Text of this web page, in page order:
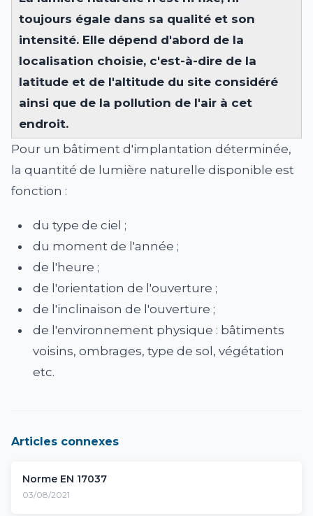
toujours égale dans sa qualité et son
intensité. Elle dépend d'abord de la
localisation choisie, c'est-à-dire de la
latitude et de l'altitude du site considéré
ainsi que de la pollution de l'air à cet
endroit.
Pour un bâtiment d'implantation déterminée,
la quantité de lumière naturelle disponible est
fonction :
du type de ciel ;
du moment de l'année ;
de l'heure ;
de l'orientation de l'ouverture ;
de l'inclinaison de l'ouverture ;
de l'environnement physique : bâtiments
voisins, ombrages, type de sol, végétation
etc.
Articles connexes
Norme EN 17037
03/08/2021